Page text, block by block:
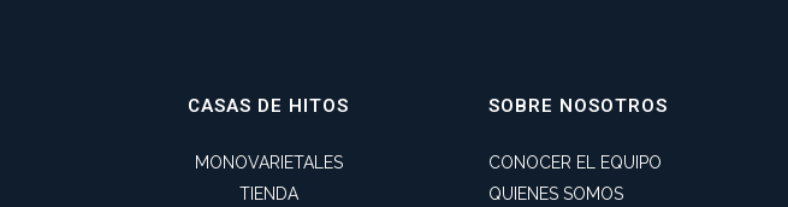
CASAS DE HITOS
MONOVARIETALES
TIENDA
SOBRE NOSOTROS
CONOCER EL EQUIPO
QUIENES SOMOS